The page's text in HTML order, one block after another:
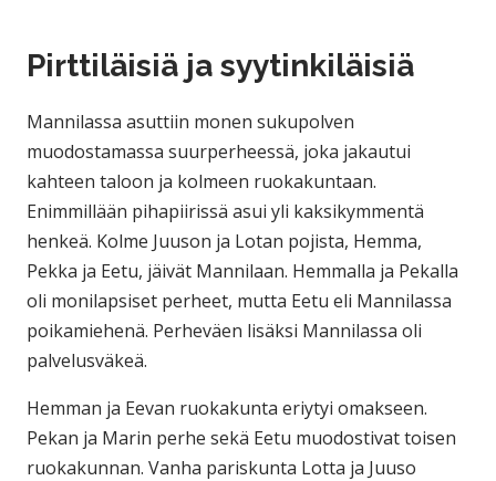
Pirttiläisiä ja syytinkiläisiä
Mannilassa asuttiin monen sukupolven
muodostamassa suurperheessä, joka jakautui
kahteen taloon ja kolmeen ruokakuntaan.
Enimmillään pihapiirissä asui yli kaksikymmentä
henkeä. Kolme Juuson ja Lotan pojista, Hemma,
Pekka ja Eetu, jäivät Mannilaan. Hemmalla ja Pekalla
oli monilapsiset perheet, mutta Eetu eli Mannilassa
poikamiehenä. Perheväen lisäksi Mannilassa oli
palvelusväkeä.
Hemman ja Eevan ruokakunta eriytyi omakseen.
Pekan ja Marin perhe sekä Eetu muodostivat toisen
ruokakunnan. Vanha pariskunta Lotta ja Juuso